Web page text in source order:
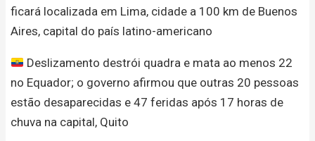
ficará localizada em Lima, cidade a 100 km de Buenos
Aires, capital do país latino-americano
Deslizamento destrói quadra e mata ao menos 22
no Equador; o governo afirmou que outras 20 pessoas
estão desaparecidas e 47 feridas após 17 horas de
chuva na capital, Quito